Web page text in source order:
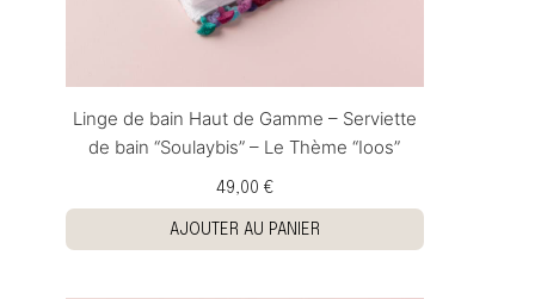
Linge de bain Haut de Gamme – Serviette
de bain “Soulaybis” – Le Thème “Ioos”
49,00 €
AJOUTER AU PANIER